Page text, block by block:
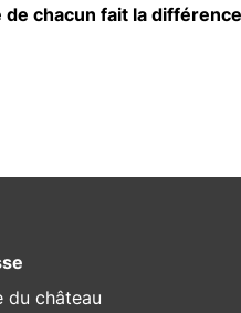
de chacun fait la différence
onglet)
nouvel onglet)
LinkedInun nouvel onglet)
par e-mail
dans un nouvel
du château